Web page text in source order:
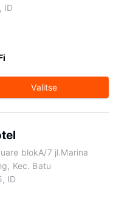
ID
Valitse
blokA/7 jl.Marina
Kec. Batu
ID